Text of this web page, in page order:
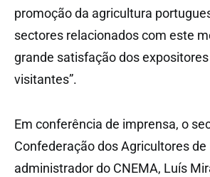
promoção da agricultura
sectores relacionados com este
grande satisfação dos
visitantes”.
Em conferência de imprensa, o
Confederação dos Agricultores de
administrador do CNEMA, Luís